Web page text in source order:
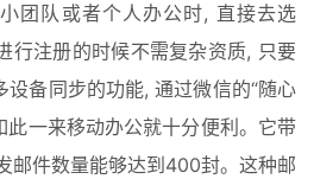
团队或者个人办公时, 直接去选
行注册的时候不需复杂资质, 只要
设备同步的功能, 通过微信的“随心
此一来移动办公就十分便利。它带
邮件数量能够达到400封。这种邮